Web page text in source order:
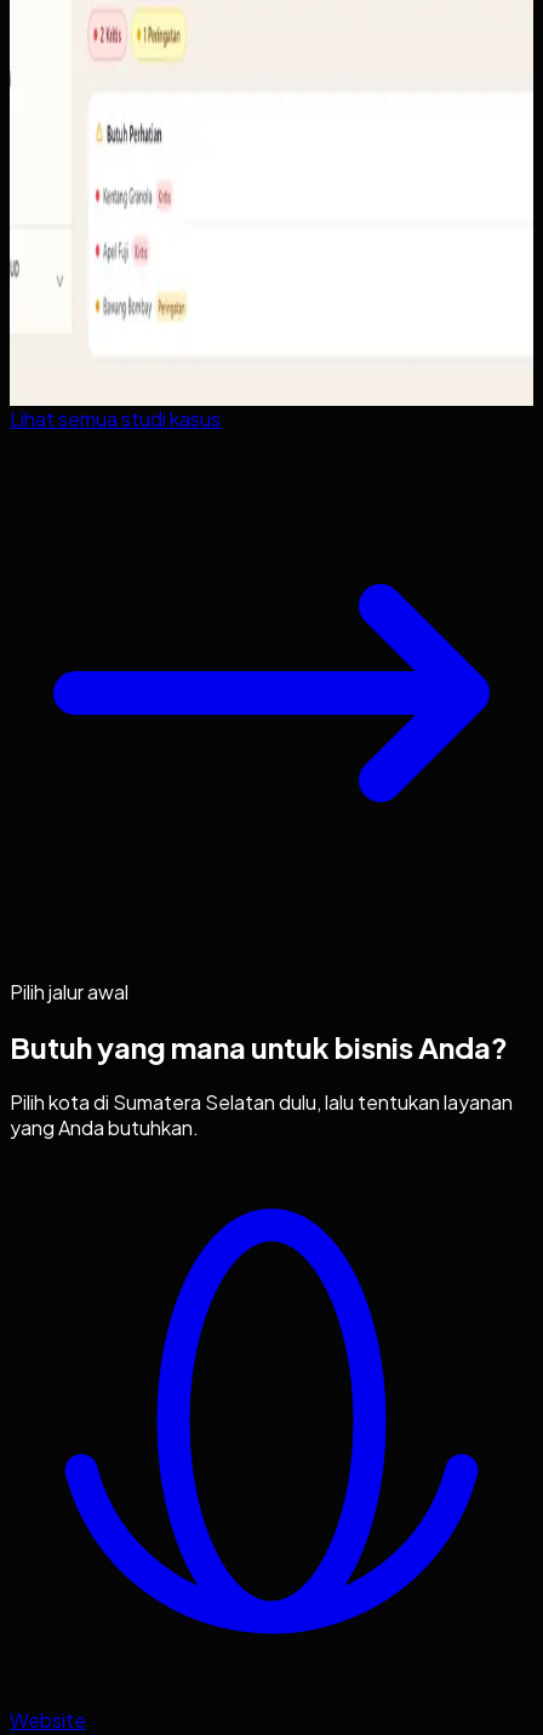
Lihat semua studi kasus
Pilih jalur awal
Butuh yang mana untuk bisnis Anda?
Pilih kota di Sumatera Selatandulu, lalu tentukan layanan
yang Anda butuhkan.
Website